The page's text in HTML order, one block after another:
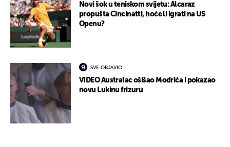
Novi šok u teniskom svijetu: Alcaraz
propušta Cincinatti, hoće li igrati na US
Openu?
SVE OBJAVIO
VIDEO Australac ošišao Modrića i pokazao
novu Lukinu frizuru